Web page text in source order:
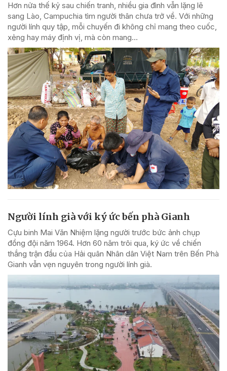
Hơn nửa thế kỷ sau chiến tranh, nhiều gia đình vẫn lặng lẽ
sang Lào, Campuchia tìm người thân chưa trở về. Với những
người lính quy tập, mỗi chuyến đi không chỉ mang theo cuốc,
xẻng hay máy định vị, mà còn mang...
Người lính già với ký ức bến phà Gianh
Cựu binh Mai Văn Nhiệm lặng người trước bức ảnh chụp
đồng đội năm 1964. Hơn 60 năm trôi qua, ký ức về chiến
thắng trận đầu của Hải quân Nhân dân Việt Nam trên Bến Phà
Gianh vẫn vẹn nguyên trong người lính già.